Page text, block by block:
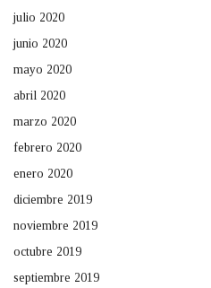
julio 2020
junio 2020
mayo 2020
abril 2020
marzo 2020
febrero 2020
enero 2020
diciembre 2019
noviembre 2019
octubre 2019
septiembre 2019